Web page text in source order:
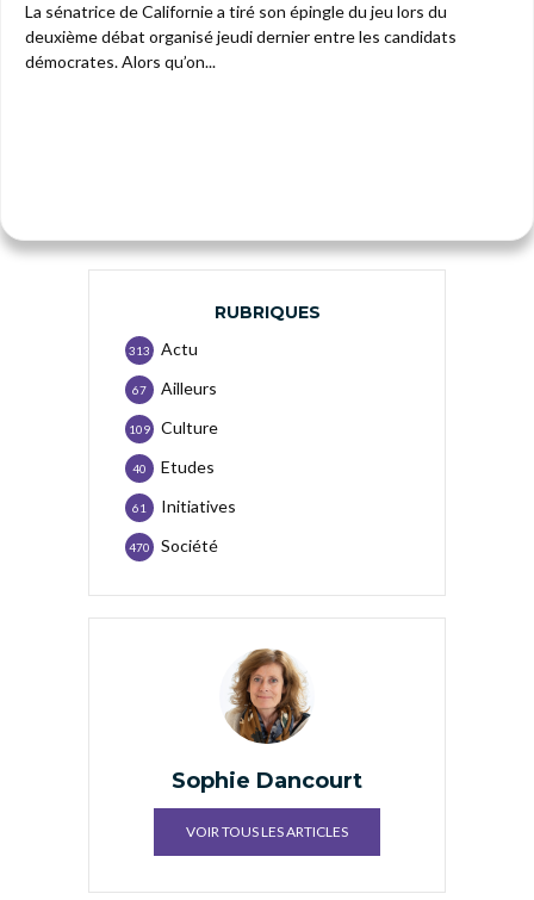
La sénatrice de Californie a tiré son épingle du jeu lors du
deuxième débat organisé jeudi dernier entre les candidats
démocrates. Alors qu’on...
RUBRIQUES
Actu
313
Ailleurs
67
Culture
109
Etudes
40
Initiatives
61
Société
470
Sophie Dancourt
VOIR TOUS LES ARTICLES